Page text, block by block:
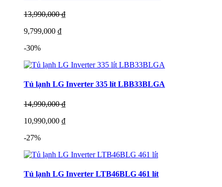
13,990,000 ₫
9,799,000 ₫
-30%
Tủ lạnh LG Inverter 335 lít LBB33BLGA
14,990,000 ₫
10,990,000 ₫
-27%
Tủ lạnh LG Inverter LTB46BLG 461 lít